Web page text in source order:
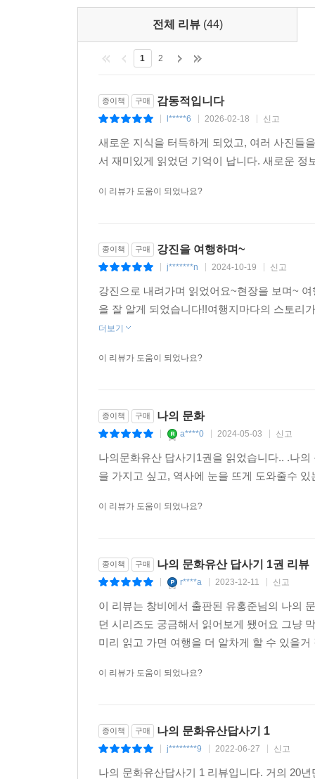
전체 리뷰 (44)
1 2
종이책 구매 감동적입니다
l*****6 2026-02-18 신고
새로운 지식을 터득하게 되었고, 여러 사진들
서 재미있게 읽었던 기억이 납니다. 새로운
이 리뷰가 도움이 되었나요?
종이책 구매 강진을 여행하며~
j*******n 2024-10-19 신고
강진으로 내려가며 읽었어요~현장을 보며~
을 잘 알게 되었습니다!!여행지마다의 스토리
더보기
이 리뷰가 도움이 되었나요?
종이책 구매 나의 문화
a****0 2024-05-03 신고
나의문화유산 답사기1권을 읽었습니다.. .나
을 가지고 싶고, 역사에 눈을 뜨게 도와줄수
이 리뷰가 도움이 되었나요?
종이책 구매 나의 문화유산 답사기 1권 리뷰
r****a 2023-12-11 신고
이 리뷰는 창비에서 출판된 유홍준님의 나의
던 시리즈도 궁금해서 읽어보게 됐어요 그냥
미리 읽고 가면 여행을 더 알차게 할 수 있을
이 리뷰가 도움이 되었나요?
종이책 구매 나의 문화유산답사기 1
j********9 2022-06-27 신고
나의 문화유산답사기 1 리뷰입니다. 거의 20